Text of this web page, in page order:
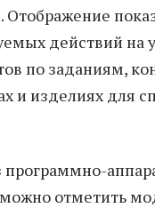
действий на
по заданиям,
и изделиях для
программно-
отметить